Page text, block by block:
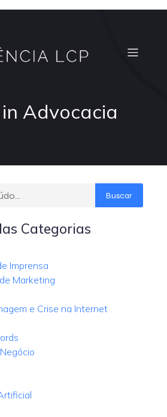
Advocacia
Buscar
Categorias
Imprensa
Marketing
e Crise na Internet